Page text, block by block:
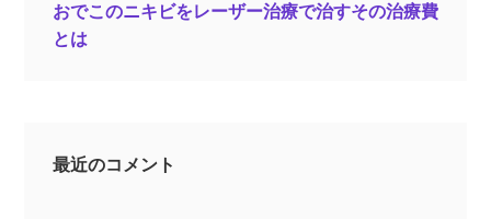
おでこのニキビをレーザー治療で治すその治療費
とは
最近のコメント